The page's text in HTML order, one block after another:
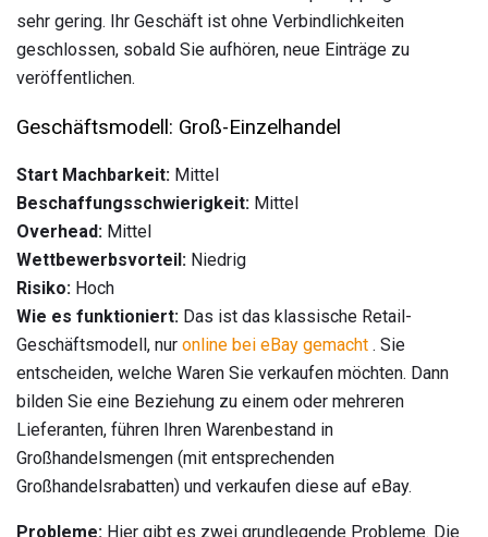
sehr gering. Ihr Geschäft ist ohne Verbindlichkeiten
geschlossen, sobald Sie aufhören, neue Einträge zu
veröffentlichen.
Geschäftsmodell: Groß-Einzelhandel
Start Machbarkeit: Mittel
Beschaffungsschwierigkeit: Mittel
Overhead: Mittel
Wettbewerbsvorteil: Niedrig
Risiko: Hoch
Wie es funktioniert: Das ist das klassische Retail-
Geschäftsmodell, nur online bei eBay gemacht . Sie
entscheiden, welche Waren Sie verkaufen möchten. Dann
bilden Sie eine Beziehung zu einem oder mehreren
Lieferanten, führen Ihren Warenbestand in
Großhandelsmengen (mit entsprechenden
Großhandelsrabatten) und verkaufen diese auf eBay.
Probleme: Hier gibt es zwei grundlegende Probleme. Die